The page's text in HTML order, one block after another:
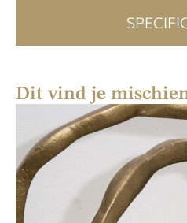
Dit vind je